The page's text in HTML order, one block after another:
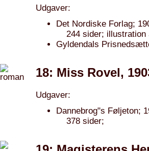
Udgaver:
Det Nordiske Forlag;
244 sider; illustration
Gyldendals
18: Miss Rovel,
Udgaver:
Dannebrog"s Føljeton;
378 sider;